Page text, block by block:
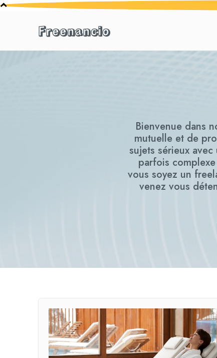
Freenancio
Bienvenue dans
mutuelle et de
sujets sérieux
parfois
vous soyez un
venez vous